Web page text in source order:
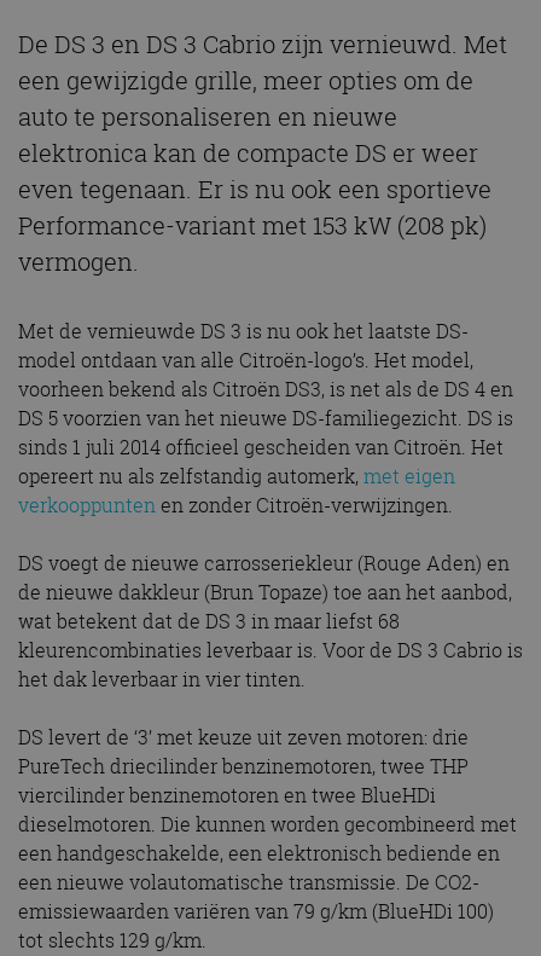
De DS 3 en DS 3 Cabrio zijn vernieuwd. Met
een gewijzigde grille, meer opties om de
auto te personaliseren en nieuwe
elektronica kan de compacte DS er weer
even tegenaan. Er is nu ook een sportieve
Performance-variant met 153 kW (208 pk)
vermogen.
Met de vernieuwde DS 3 is nu ook het laatste DS-
model ontdaan van alle Citroën-logo’s. Het model,
voorheen bekend als Citroën DS3, is net als de DS 4 en
DS 5 voorzien van het nieuwe DS-familiegezicht. DS is
sinds 1 juli 2014 officieel gescheiden van Citroën. Het
opereert nu als zelfstandig automerk, met eigen
verkooppuntenen zonder Citroën-verwijzingen.
DS voegt de nieuwe carrosseriekleur (Rouge Aden) en
de nieuwe dakkleur (Brun Topaze) toe aan het aanbod,
wat betekent dat de DS 3 in maar liefst 68
kleurencombinaties leverbaar is. Voor de DS 3 Cabrio is
het dak leverbaar in vier tinten.
DS levert de ‘3’ met keuze uit zeven motoren: drie
PureTech driecilinder benzinemotoren, twee THP
viercilinder benzinemotoren en twee BlueHDi
dieselmotoren. Die kunnen worden gecombineerd met
een handgeschakelde, een elektronisch bediende en
een nieuwe volautomatische transmissie. De CO2-
emissiewaarden variëren van 79 g/km (BlueHDi 100)
tot slechts 129 g/km.